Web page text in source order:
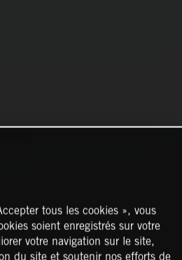
tous les cookies », vous
soient enregistrés sur votre
votre navigation sur le site,
du site et soutenir nos efforts de